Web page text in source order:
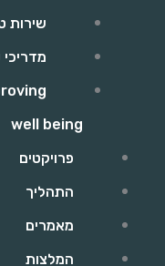
שירות
מדריכי
well being
פרויקטים
התהליך
מאמרים
המלצות